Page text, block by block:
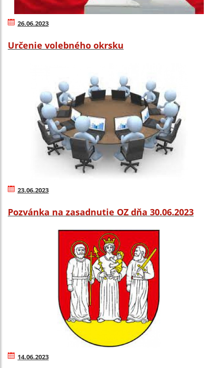
26.06.2023
Určenie volebného okrsku
23.06.2023
Pozvánka na zasadnutie OZ dňa 30.06.2023
14.06.2023